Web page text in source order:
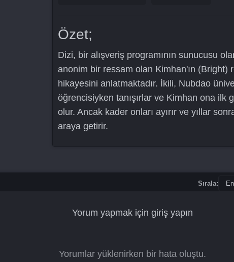
Özet;
Dizi, bir alışveriş programının sunucusu
anonim bir ressam olan Kimhan'ın (Bright)
hikayesini anlatmaktadır. İkili, Nubdao
öğrencisiyken tanışırlar ve Kimhan ona ilk
olur. Ancak kader onları ayırır ve yıllar
araya getirir.
Sırala:
Yorum yapmak içingiriş yapın
Yorumlar yüklenirken bir hata oluştu.